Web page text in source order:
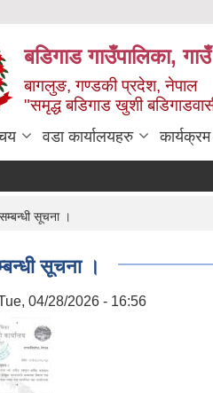
बडिगाड गाउँपालिका,
बागलुङ, गण्डकी प्रदेश, नेपाल
"समृद्ध बडिगाड खुशी
वडा कार्यालयहरु
सूचना ।
सूचना ।
04/28/2026 - 16:56